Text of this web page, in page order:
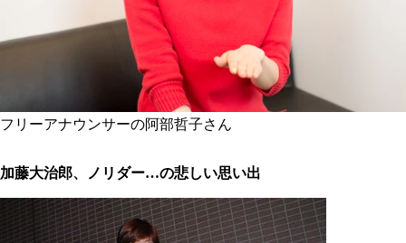
フリーアナウンサーの阿部哲子さん
加藤大治郎、ノリダー…の悲しい思い出